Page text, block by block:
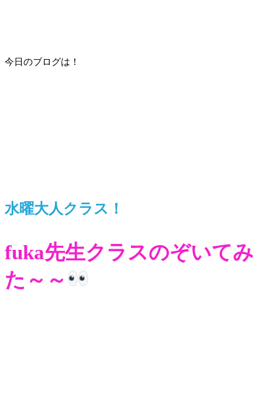
今日のブログは！
水曜大人クラス！
fuka先生クラスのぞいてみ
た～～